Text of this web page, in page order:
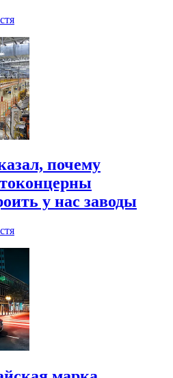
почему
у нас заводы